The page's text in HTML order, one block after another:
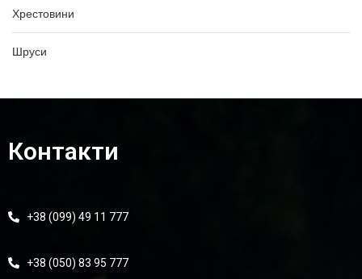
Хрестовини
Шруси
Контакти
+38 (099) 49 11 777
+38 (050) 83 95 777